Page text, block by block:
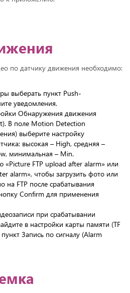
по датчику движения необходимо:
выберать пункт Push-
уведомления.
Обнаружения движения
В поле Motion Detection
выберите настройку
высокая – High, средняя –
минимальная – Min.
FTP upload after alarm» или
alarm», чтобы загрузить фото или
на FTP после срабатывания
Confirm для применения
при срабатывании
в настройки карты памяти (TF
Запись по сигналу (Alarm